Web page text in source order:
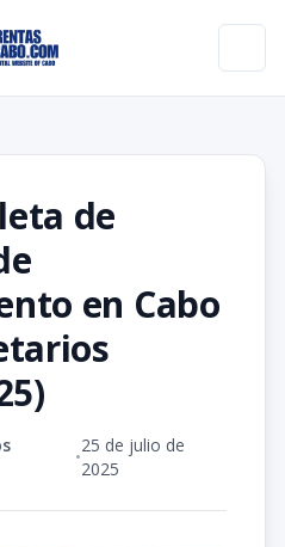
de
en Cabo
•
25 de julio de
2025